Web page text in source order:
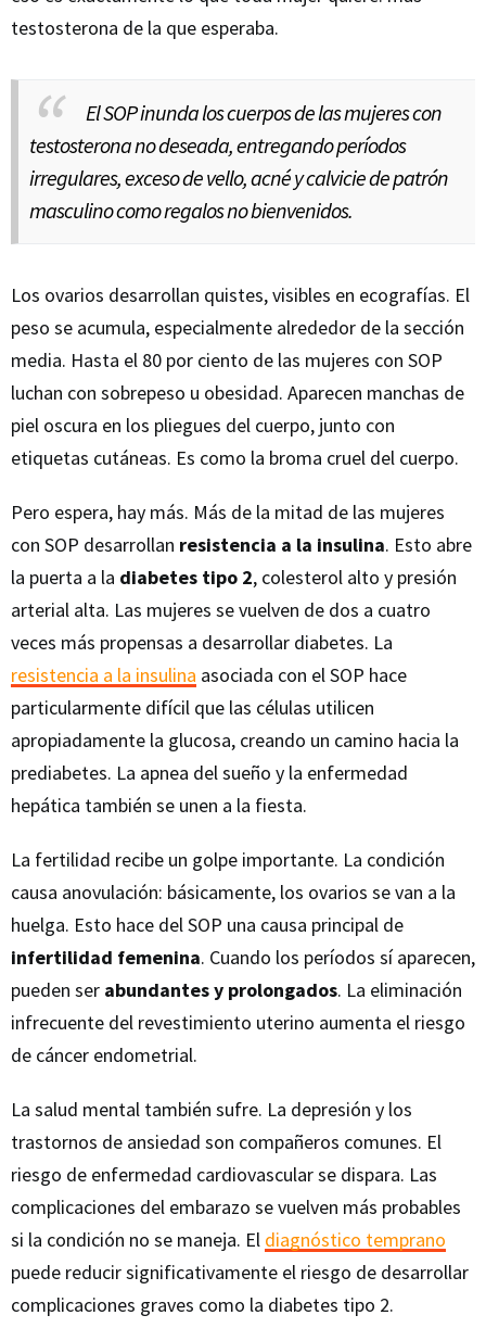
testosterona de la que esperaba.
El SOP inunda los cuerpos de las mujeres con
testosterona no deseada, entregando períodos
irregulares, exceso de vello, acné y calvicie de patrón
masculino como regalos no bienvenidos.
Los ovarios desarrollan quistes, visibles en ecografías. El
peso se acumula, especialmente alrededor de la sección
media. Hasta el 80 por ciento de las mujeres con SOP
luchan con sobrepeso u obesidad. Aparecen manchas de
piel oscura en los pliegues del cuerpo, junto con
etiquetas cutáneas. Es como la broma cruel del cuerpo.
Pero espera, hay más. Más de la mitad de las mujeres
con SOP desarrollan resistencia a la insulina. Esto abre
la puerta a la diabetes tipo 2, colesterol alto y presión
arterial alta. Las mujeres se vuelven de dos a cuatro
veces más propensas a desarrollar diabetes. La
resistencia a la insulina asociada con el SOP hace
particularmente difícil que las células utilicen
apropiadamente la glucosa, creando un camino hacia la
prediabetes. La apnea del sueño y la enfermedad
hepática también se unen a la fiesta.
La fertilidad recibe un golpe importante. La condición
causa anovulación: básicamente, los ovarios se van a la
huelga. Esto hace del SOP una causa principal de
infertilidad femenina. Cuando los períodos sí aparecen,
pueden ser abundantes y prolongados. La eliminación
infrecuente del revestimiento uterino aumenta el riesgo
de cáncer endometrial.
La salud mental también sufre. La depresión y los
trastornos de ansiedad son compañeros comunes. El
riesgo de enfermedad cardiovascular se dispara. Las
complicaciones del embarazo se vuelven más probables
si la condición no se maneja. El diagnóstico temprano
puede reducir significativamente el riesgo de desarrollar
complicaciones graves como la diabetes tipo 2.